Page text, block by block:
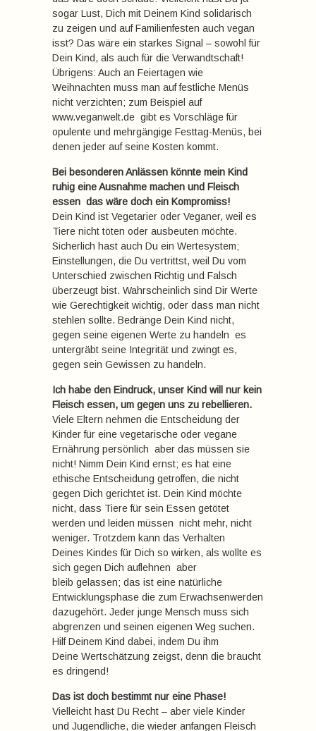
sogar Lust, Dich mit Deinem Kind solidarisch
zu zeigen und auf Familienfesten auch vegan
isst? Das wäre ein starkes Signal – sowohl für
Dein Kind, als auch für die Verwandtschaft!
Übrigens: Auch an Feiertagen wie
Weihnachten muss man auf festliche Menüs
nicht verzichten; zum Beispiel auf
www.veganwelt.de gibt es Vorschläge für
opulente und mehrgängige Festtag-Menüs, bei
denen jeder auf seine Kosten kommt.
Bei besonderen Anlässen könnte mein Kind
ruhig eine Ausnahme machen und Fleisch
essen  das wäre doch ein Kompromiss!
Dein Kind ist Vegetarier oder Veganer, weil es
Tiere nicht töten oder ausbeuten möchte.
Sicherlich hast auch Du ein Wertesystem;
Einstellungen, die Du vertrittst, weil Du vom
Unterschied zwischen Richtig und Falsch
überzeugt bist. Wahrscheinlich sind Dir Werte
wie Gerechtigkeit wichtig, oder dass man nicht
stehlen sollte. Bedränge Dein Kind nicht,
gegen seine eigenen Werte zu handeln  es
untergräbt seine Integrität und zwingt es,
gegen sein Gewissen zu handeln.
Ich habe den Eindruck, unser Kind will nur kein
Fleisch essen, um gegen uns zu rebellieren.
Viele Eltern nehmen die Entscheidung der
Kinder für eine vegetarische oder vegane
Ernährung persönlich  aber das müssen sie
nicht! Nimm Dein Kind ernst; es hat eine
ethische Entscheidung getroffen, die nicht
gegen Dich gerichtet ist. Dein Kind möchte
nicht, dass Tiere für sein Essen getötet
werden und leiden müssen  nicht mehr, nicht
weniger. Trotzdem kann das Verhalten
Deines Kindes für Dich so wirken, als wollte es
sich gegen Dich auflehnen  aber
bleib gelassen; das ist eine natürliche
Entwicklungsphase die zum Erwachsenwerden
dazugehört. Jeder junge Mensch muss sich
abgrenzen und seinen eigenen Weg suchen.
Hilf Deinem Kind dabei, indem Du ihm
Deine Wertschätzung zeigst, denn die braucht
es dringend!
Das ist doch bestimmt nur eine Phase!
Vielleicht hast Du Recht – aber viele Kinder
und Jugendliche, die wieder anfangen Fleisch